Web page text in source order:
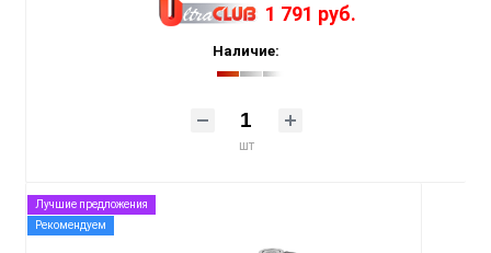
1 791 руб.
Наличие:
шт
Лучшие предложения
Рекомендуем